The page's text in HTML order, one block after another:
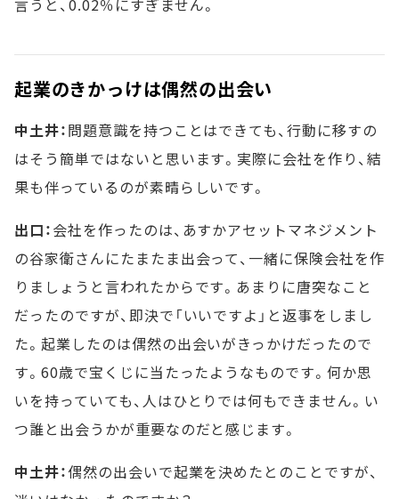
言うと、0.02％にすぎません。
起業のきかっけは偶然の出会い
中土井：問題意識を持つことはできても、行動に移すの
はそう簡単ではないと思います。実際に会社を作り、結
果も伴っているのが素晴らしいです。
出口：会社を作ったのは、あすかアセットマネジメント
の谷家衛さんにたまたま出会って、一緒に保険会社を作
りましょうと言われたからです。あまりに唐突なこと
だったのですが、即決で「いいですよ」と返事をしまし
た。起業したのは偶然の出会いがきっかけだったので
す。60歳で宝くじに当たったようなものです。何か思
いを持っていても、人はひとりでは何もできません。い
つ誰と出会うかが重要なのだと感じます。
中土井：偶然の出会いで起業を決めたとのことですが、